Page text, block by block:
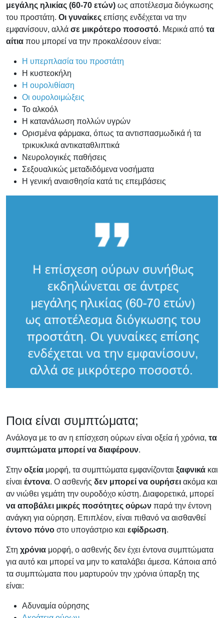
μεγάλης ηλικίας (60-70 ετών) ως αποτέλεσμα διόγκωσης
του προστάτη. Οι γυναίκες επίσης ενδέχεται να την
εμφανίσουν, αλλά σε μικρότερο ποσοστό. Μερικά από τα
αίτια που μπορεί να την προκαλέσουν είναι:
Η υπερπλασία του προστάτη
Η κυστεοκήλη
Η ουρολιθίαση
Οι ουρολοιμώξεις
Το αλκοόλ
Η κατανάλωση πολλών υγρών
Ορισμένα φάρμακα, όπως τα αντισπασμωδικά ή τα
τρικυκλικά αντικαταθλιπτικά
Νευρολογικές παθήσεις
Σεξουαλικώς μεταδιδόμενα νοσήματα
Η γενική αναισθησία κατά τις επεμβάσεις
Ποια είναι συμπτώματα;
Ανάλογα με το αν η επίσχεση ούρων είναι οξεία ή χρόνια, τα
συμπτώματα μπορεί να διαφέρουν.
Στην οξεία μορφή, τα συμπτώματα εμφανίζονται ξαφνικά και
είναι έντονα. Ο ασθενής δεν μπορεί να ουρήσει ακόμα και
αν νιώθει γεμάτη την ουροδόχο κύστη. Διαφορετικά, μπορεί
να αποβάλει μικρές ποσότητες ούρων παρά την έντονη
ανάγκη για ούρηση. Επιπλέον, είναι πιθανό να αισθανθεί
έντονο πόνο στο υπογάστριο και εφίδρωση.
Στη χρόνια μορφή, ο ασθενής δεν έχει έντονα συμπτώματα
για αυτό και μπορεί να μην το καταλάβει άμεσα. Κάποια από
τα συμπτώματα που μαρτυρούν την χρόνια ύπαρξη της
είναι:
Αδυναμία ούρησης